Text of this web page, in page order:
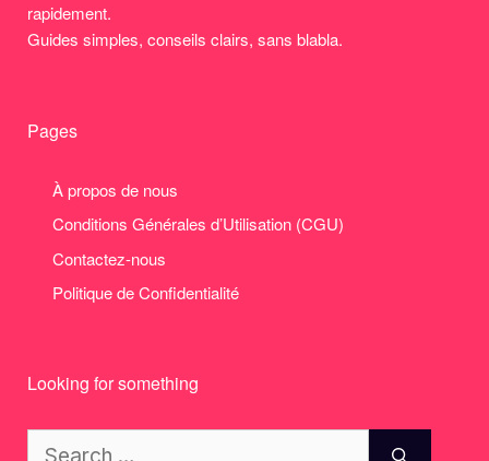
rapidement.
Guides simples, conseils clairs, sans blabla.
Pages
À propos de nous
Conditions Générales d’Utilisation (CGU)
Contactez-nous
Politique de Confidentialité
Looking for something